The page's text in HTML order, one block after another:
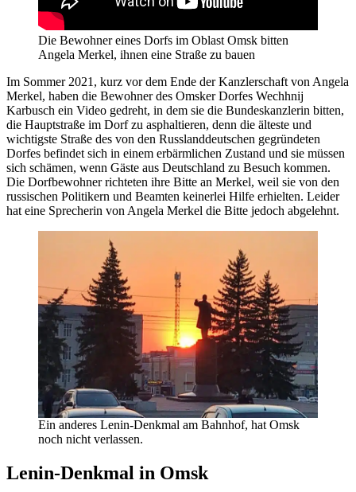
Die Bewohner eines Dorfs im Oblast Omsk bitten
Angela Merkel, ihnen eine Straße zu bauen
Im Sommer 2021, kurz vor dem Ende der Kanzlerschaft von Angela
Merkel, haben die Bewohner des Omsker Dorfes Wechhnij
Karbusch ein Video gedreht, in dem sie die Bundeskanzlerin bitten,
die Hauptstraße im Dorf zu asphaltieren, denn die älteste und
wichtigste Straße des von den Russlanddeutschen gegründeten
Dorfes befindet sich in einem erbärmlichen Zustand und sie müssen
sich schämen, wenn Gäste aus Deutschland zu Besuch kommen.
Die Dorfbewohner richteten ihre Bitte an Merkel, weil sie von den
russischen Politikern und Beamten keinerlei Hilfe erhielten. Leider
hat eine Sprecherin von Angela Merkel die Bitte jedoch abgelehnt.
Ein anderes Lenin-Denkmal am Bahnhof, hat Omsk
noch nicht verlassen.
Lenin-Denkmal in Omsk